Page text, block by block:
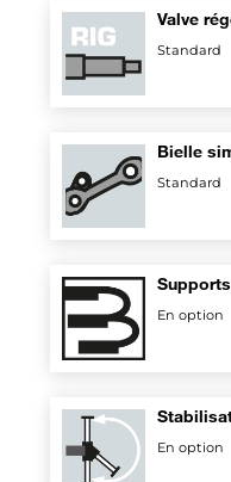
Valve
Standard
Bielle
Standard
En option
En option